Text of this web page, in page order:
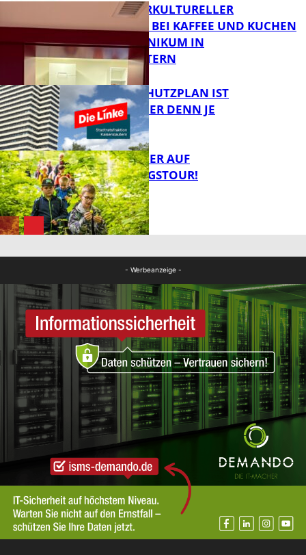
FB News
FB Gesundheit
NEUER INTERKULTURELLER
TREFFPUNKT BEI KAFFEE UND KUCHEN
IM PFALZKLINIKUM IN
KAISERSLAUTERN
FB News
EIN HITZESCHUTZPLAN IST
NOTWENDIGER DENN JE
MIT DEM JÄGER AUF
ENTDECKUNGSTOUR!
- Werbeanzeige -